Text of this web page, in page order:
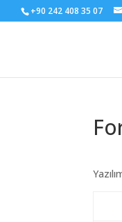
+90 242 408 35 07